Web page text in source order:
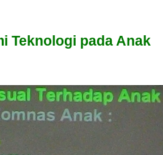
Teknologi pada Anak